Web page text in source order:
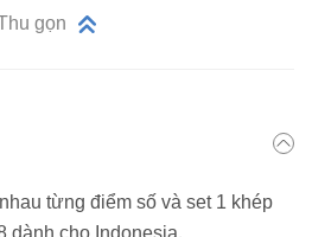
gọn
từng điểm số và set 1 khép